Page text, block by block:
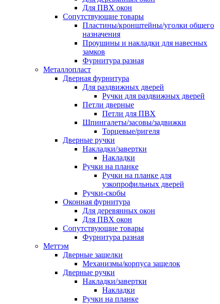
Для ПВХ окон
Сопутствующие товары
Пластины/кронштейны/уголки общего
назначения
Проушины и накладки для навесных
замков
Фурнитура разная
Металлопласт
Дверная фурнитура
Для раздвижных дверей
Ручки для раздвижных дверей
Петли дверные
Петли для ПВХ
Шпингалеты/засовы/задвижки
Торцевые/ригеля
Дверные ручки
Накладки/завертки
Накладки
Ручки на планке
Ручки на планке для
узкопрофильных дверей
Ручки-скобы
Оконная фурнитура
Для деревянных окон
Для ПВХ окон
Сопутствующие товары
Фурнитура разная
Меттэм
Дверные защелки
Механизмы/корпуса защелок
Дверные ручки
Накладки/завертки
Накладки
Ручки на планке